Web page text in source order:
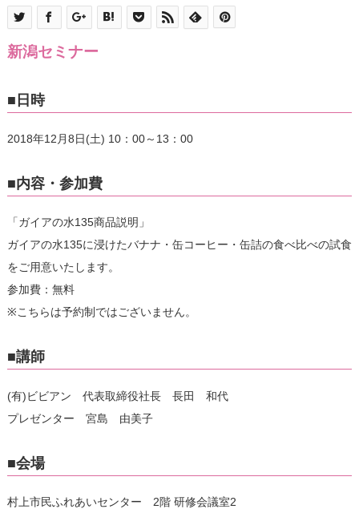
新潟セミナー
■日時
2018年12月8日(土) 10：00～13：00
■内容・参加費
「ガイアの水135商品説明」
ガイアの水135に浸けたバナナ・缶コーヒー・缶詰の食べ比べの試食
をご用意いたします。
参加費：無料
※こちらは予約制ではございません。
■講師
(有)ビビアン 代表取締役社長 長田 和代
プレゼンター 宮島 由美子
■会場
村上市民ふれあいセンター 2階 研修会議室2